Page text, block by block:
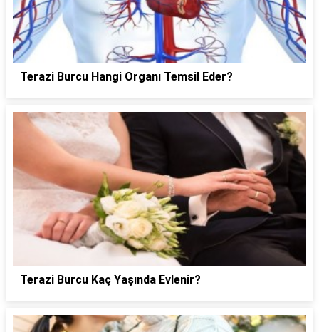
Terazi Burcu Hangi Organı Temsil Eder?
Terazi Burcu Kaç Yaşında Evlenir?